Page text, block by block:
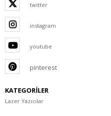
twitter
instagram
youtube
pinterest
KATEGORİLER
Lazer Yazıcılar